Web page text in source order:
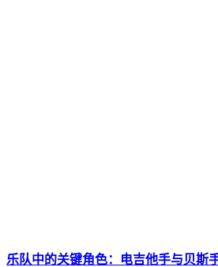
乐队中的关键角色：电吉他手与贝斯